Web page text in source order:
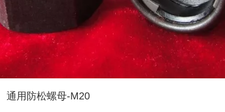
通用防松螺母-M20